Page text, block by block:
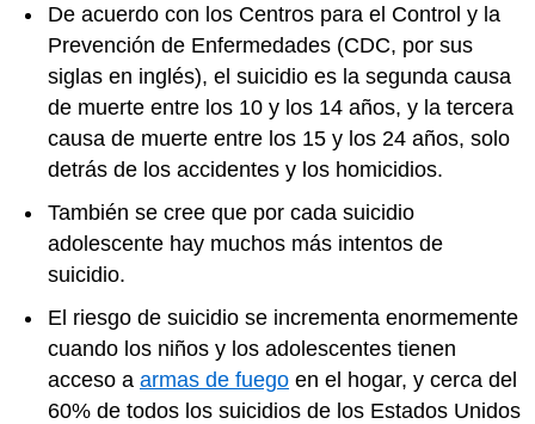
De acuerdo con los Centros para el Control y la
Prevención de Enfermedades (CDC, por sus
siglas en inglés), el suicidio es la segunda causa
de muerte entre los 10 y los 14 años, y la tercera
causa de muerte entre los 15 y los 24 años, solo
detrás de los accidentes y los homicidios.
También se cree que por cada suicidio
adolescente hay muchos más intentos de
suicidio.
El riesgo de suicidio se incrementa enormemente
cuando los niños y los adolescentes tienen
acceso a armas de fuego en el hogar, y cerca del
60% de todos los suicidios de los Estados Unidos